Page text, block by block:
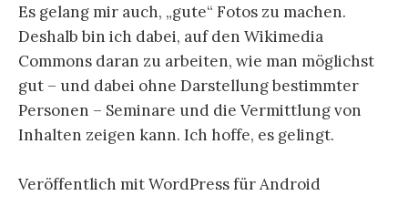
Es gelang mir auch, „gute“ Fotos zu machen.
Deshalb bin ich dabei, auf den Wikimedia
Commons daran zu arbeiten, wie man möglichst
gut – und dabei ohne Darstellung bestimmter
Personen – Seminare und die Vermittlung von
Inhalten zeigen kann. Ich hoffe, es gelingt.
Veröffentlich mit WordPress für Android